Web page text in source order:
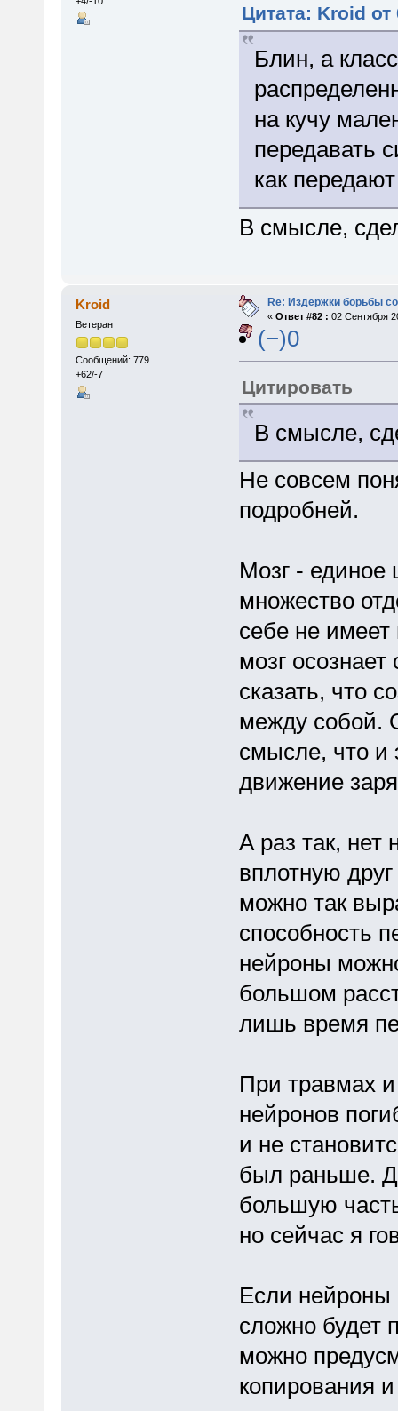
Цитата: Kroid
Блин, а
на кучу
передавать
как
В смысле,
Kroid
Ветеран
Сообщений: 779
+62/-7
Re: Издержки борьбы
« Ответ #82 : 02 Сентября
(−)0
Цитировать
В смысле,
Не совсем
подробней.
Мозг - единое
множество
себе не имеет
мозг
сказать, что
между собой.
смысле, что и
движение
А раз так, нет
вплотную
можно так
способность
нейроны
большом
лишь время
При травмах
нейронов
и не
был раньше.
большую
но сейчас я
Если нейроны
сложно будет
можно
копирования